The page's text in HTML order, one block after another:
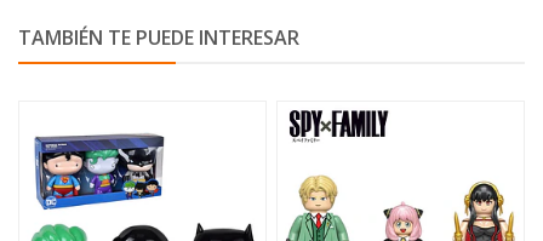
TAMBIÉN TE PUEDE INTERESAR